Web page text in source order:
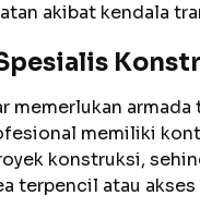
akibat kendala
memerlukan
memiliki
konstruksi,
terpencil atau